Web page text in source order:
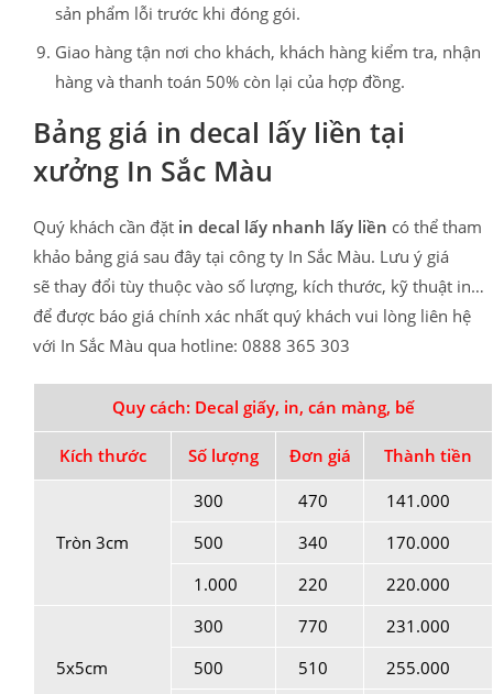
sản phẩm lỗi trước khi đóng gói.
Giao hàng tận nơi cho khách, khách hàng kiểm tra, nhận
hàng và thanh toán 50% còn lại của hợp đồng.
Bảng giá in decal lấy liền tại
xưởng In Sắc Màu
Quý khách cần đặt in decal lấy nhanh lấy liền có thể tham
khảo bảng giá sau đây tại công ty In Sắc Màu. Lưu ý giá
sẽ thay đổi tùy thuộc vào số lượng, kích thước, kỹ thuật in…
để được báo giá chính xác nhất quý khách vui lòng liên hệ
với In Sắc Màu qua hotline: 0888 365 303
Quy cách: Decal giấy, in, cán màng, bế
Kích thước Số lượng Đơn giá Thành tiền
Tròn 3cm
300 470
141.000
500
340
170.000
1.000
220 220.000
5x5cm
300 770
231.000
500
510 255.000